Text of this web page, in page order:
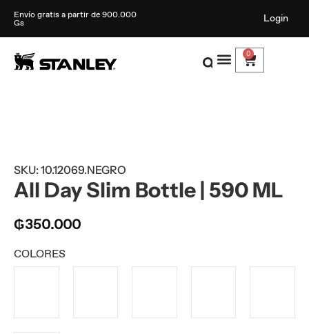
Envío gratis a partir de 900.000
Gs
Login
0
SKU: 10.12069.NEGRO
All Day Slim Bottle | 590 ML
₲350.000
COLORES